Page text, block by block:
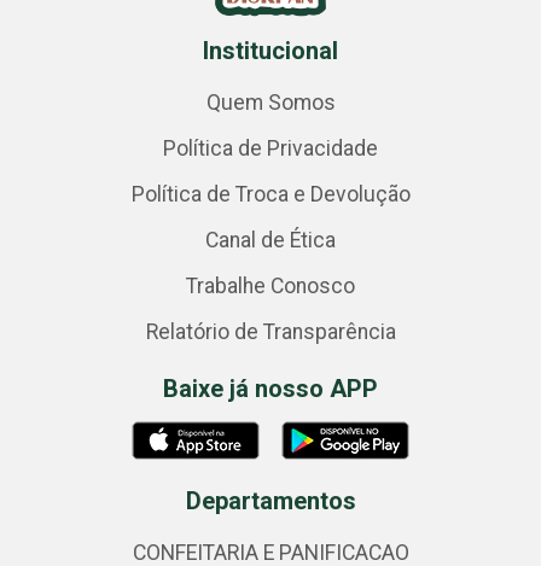
Institucional
Quem Somos
Política de Privacidade
Política de Troca e Devolução
Canal de Ética
Trabalhe Conosco
Relatório de Transparência
Baixe já nosso APP
Departamentos
CONFEITARIA E PANIFICACAO